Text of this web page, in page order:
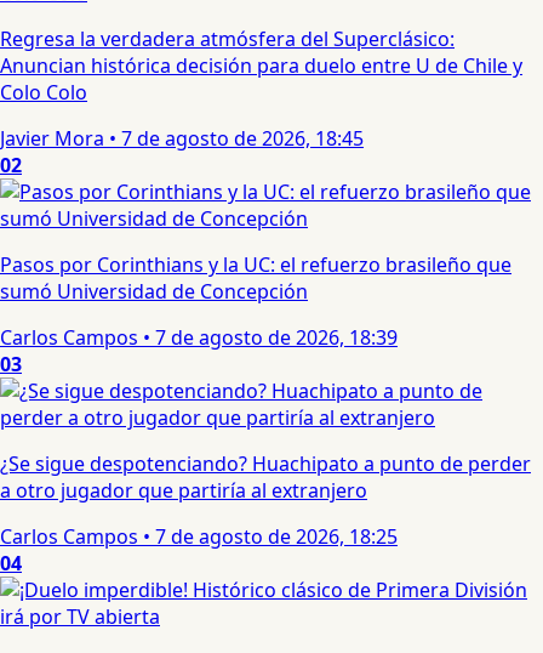
Regresa la verdadera atmósfera del Superclásico:
Anuncian histórica decisión para duelo entre U de Chile y
Colo Colo
Javier Mora • 7 de agosto de 2026, 18:45
02
Pasos por Corinthians y la UC: el refuerzo brasileño que
sumó Universidad de Concepción
Carlos Campos • 7 de agosto de 2026, 18:39
03
¿Se sigue despotenciando? Huachipato a punto de perder
a otro jugador que partiría al extranjero
Carlos Campos • 7 de agosto de 2026, 18:25
04